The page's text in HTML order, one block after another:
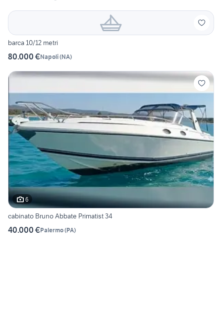
barca 10/12 metri
80.000 €Napoli(NA)
6
cabinato Bruno Abbate Primatist 34
40.000 €Palermo(PA)